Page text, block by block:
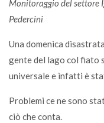
Monitoraggio del settore
Pedercini
Una domenica
gente del lago col fiato
universale e infatti è
Problemi ce ne sono
ciò che conta.